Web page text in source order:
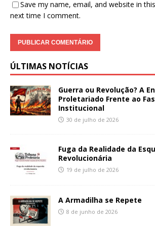
Save my name, email, and website in
next time I comment.
ÚLTIMAS NOTÍCIAS
Guerra ou Revolução? A
Proletariado Frente ao
Institucional
30 de julho de 2026
Fuga da Realidade da
Revolucionária
19 de julho de 2026
A Armadilha se Repete
8 de junho de 2026